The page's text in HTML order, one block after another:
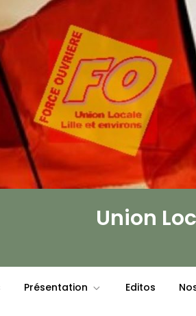
Union
Présentation Editos